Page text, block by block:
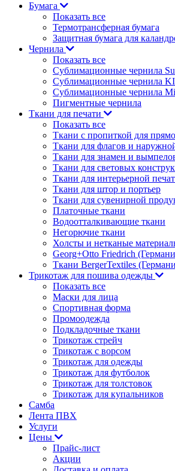
Бумага
Показать все
Термотрансферная бумага
Защитная бумага для
Чернила
Показать все
Сублимационные чернила
Сублимационные чернила
Сублимационные чернила
Пигментные чернила
Ткани для печати
Показать все
Ткани с пропиткой для
Ткани для флагов и
Ткани для знамен и
Ткани для световых
Ткани для интерьерной
Ткани для штор и портьер
Ткани для сувенирной
Платочные ткани
Водоотталкивающие ткани
Негорючие ткани
Холсты и нетканые
Georg+Otto Friedrich
Ткани BergerTextiles
Трикотаж для пошива одежды
Показать все
Маски для лица
Спортивная форма
Промоодежда
Подкладочные ткани
Трикотаж стрейч
Трикотаж с ворсом
Трикотаж для одежды
Трикотаж для футболок
Трикотаж для толстовок
Трикотаж для купальников
Самба
Лента ПВХ
Услуги
Цены
Прайс-лист
Акции